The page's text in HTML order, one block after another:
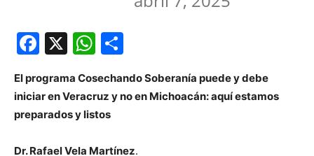
Facebook
X WhatsApp
El programa Cosechando Soberanía puede y debe
iniciar en Veracruz y no en Michoacán: aquí estamos
preparados y listos
Dr. Rafael Vela Martínez.